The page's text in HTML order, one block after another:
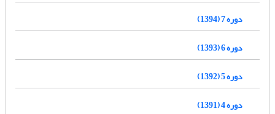
دوره 7 (1394)
دوره 6 (1393)
دوره 5 (1392)
دوره 4 (1391)